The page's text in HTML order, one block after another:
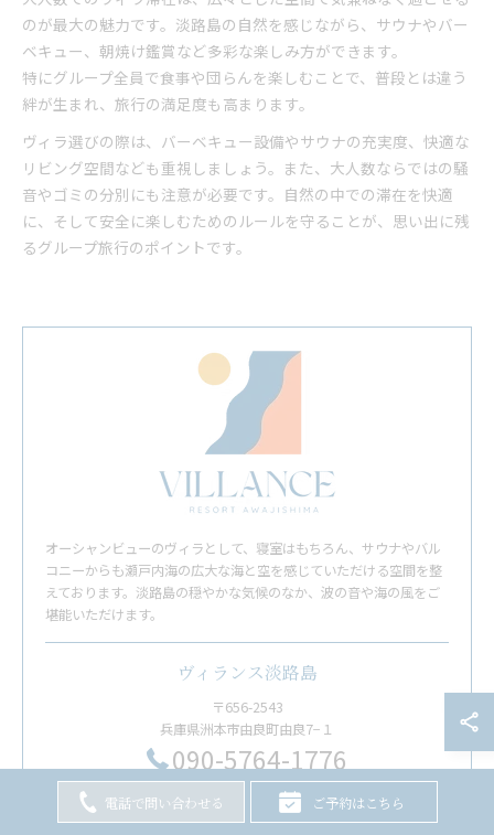
のが最大の魅力です。淡路島の自然を感じながら、サウナやバー
ベキュー、朝焼け鑑賞など多彩な楽しみ方ができます。
特にグループ全員で食事や団らんを楽しむことで、普段とは違う
絆が生まれ、旅行の満足度も高まります。
ヴィラ選びの際は、バーベキュー設備やサウナの充実度、快適な
リビング空間なども重視しましょう。また、大人数ならではの騒
音やゴミの分別にも注意が必要です。自然の中での滞在を快適
に、そして安全に楽しむためのルールを守ることが、思い出に残
るグループ旅行のポイントです。
オーシャンビューのヴィラとして、寝室はもちろん、サウナやバル
コニーからも瀬戸内海の広大な海と空を感じていただける空間を整
えております。淡路島の穏やかな気候のなか、波の音や海の風をご
堪能いただけます。
ヴィランス淡路島
〒656-2543
兵庫県洲本市由良町由良7−１
​090-5764-1776
お問い合わせはこちら
電話で問い合わせる ご予約はこちら